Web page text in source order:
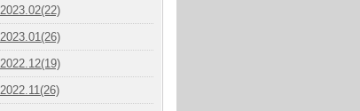
2023.02(22)
2023.01(26)
2022.12(19)
2022.11(26)